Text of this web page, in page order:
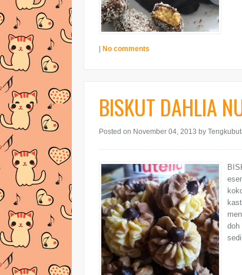
| No comments
BISKUT DAHLIA
Posted on November 04, 2013 by
doh